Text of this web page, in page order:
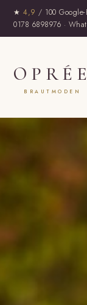
★4,9 / 100 Google-
0178 6898976 ·
OPRÉE
BRAUTMODEN